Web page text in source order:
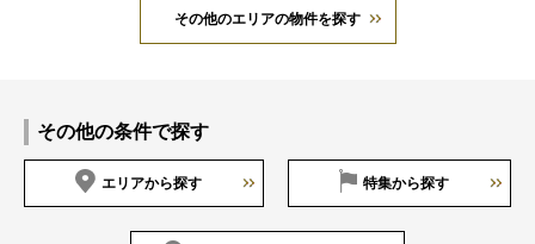
その他のエリアの物件を探す
その他の条件で探す
エリアから探す 特集から探す